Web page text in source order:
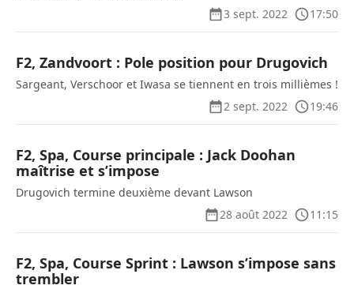
3 sept. 2022
17:50
F2, Zandvoort : Pole position pour Drugovich
Sargeant, Verschoor et Iwasa se tiennent en trois millièmes !
2 sept. 2022
19:46
F2, Spa, Course principale : Jack Doohan
maîtrise et s’impose
Drugovich termine deuxième devant Lawson
28 août 2022
11:15
F2, Spa, Course Sprint : Lawson s’impose sans
trembler